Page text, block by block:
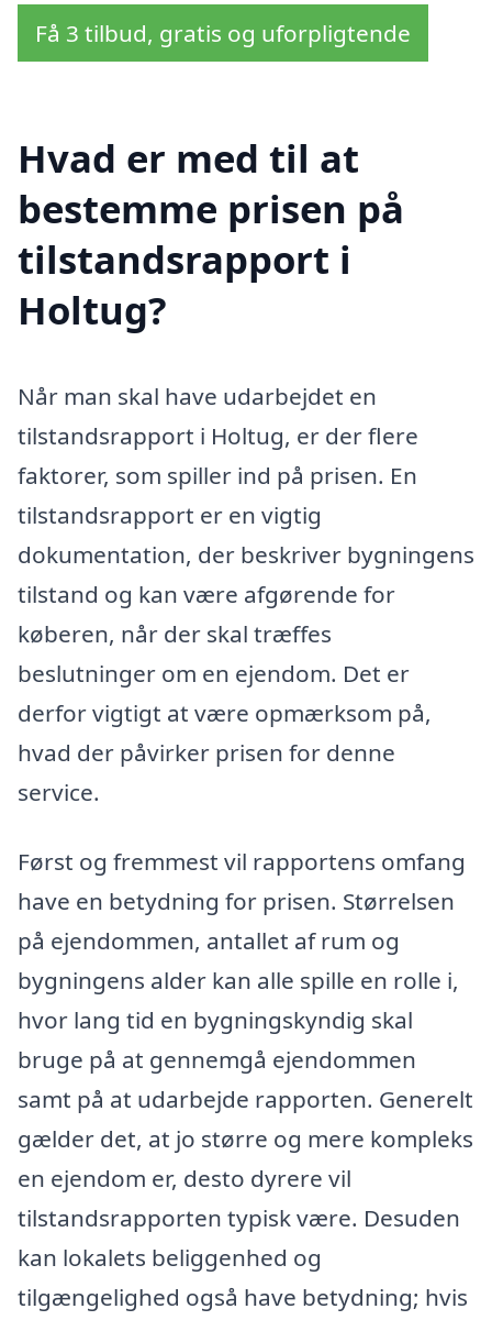
Få 3 tilbud, gratis og uforpligtende
Hvad er med til at
bestemme prisen på
tilstandsrapport i
Holtug?
Når man skal have udarbejdet en
tilstandsrapport i Holtug, er der flere
faktorer, som spiller ind på prisen. En
tilstandsrapport er en vigtig
dokumentation, der beskriver bygningens
tilstand og kan være afgørende for
køberen, når der skal træffes
beslutninger om en ejendom. Det er
derfor vigtigt at være opmærksom på,
hvad der påvirker prisen for denne
service.
Først og fremmest vil rapportens omfang
have en betydning for prisen. Størrelsen
på ejendommen, antallet af rum og
bygningens alder kan alle spille en rolle i,
hvor lang tid en bygningskyndig skal
bruge på at gennemgå ejendommen
samt på at udarbejde rapporten. Generelt
gælder det, at jo større og mere kompleks
en ejendom er, desto dyrere vil
tilstandsrapporten typisk være. Desuden
kan lokalets beliggenhed og
tilgængelighed også have betydning; hvis